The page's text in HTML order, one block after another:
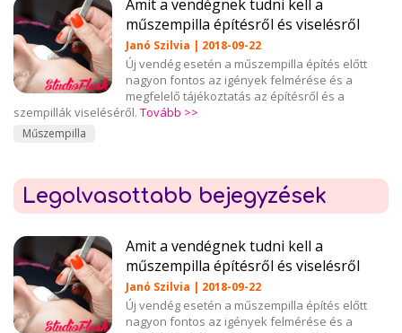
Amit a vendégnek tudni kell a
műszempilla építésről és viselésről
Janó Szilvia | 2018-09-22
Új vendég esetén a műszempilla építés előtt
nagyon fontos az igények felmérése és a
megfelelő tájékoztatás az építésről és a
szempillák viseléséről. Tovább >>
Műszempilla
Legolvasottabb bejegyzések
Amit a vendégnek tudni kell a
műszempilla építésről és viselésről
Janó Szilvia | 2018-09-22
Új vendég esetén a műszempilla építés előtt
nagyon fontos az igények felmérése és a